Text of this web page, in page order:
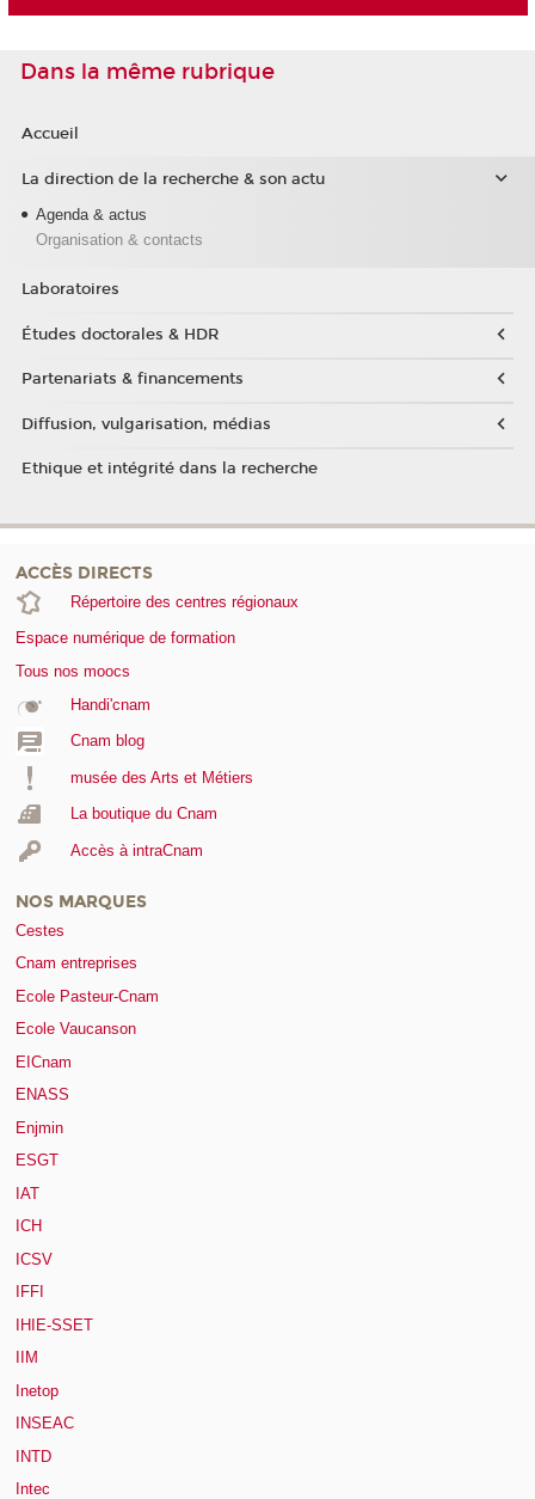
Dans la même rubrique
Accueil
La direction de la recherche & son actu
Agenda & actus
Organisation & contacts
Laboratoires
Études doctorales & HDR
Partenariats & financements
Diffusion, vulgarisation, médias
Ethique et intégrité dans la recherche
ACCÈS DIRECTS
Répertoire des centres régionaux
Espace numérique de formation
Tous nos moocs
Handi'cnam
Cnam blog
musée des Arts et Métiers
La boutique du Cnam
Accès à intraCnam
NOS MARQUES
Cestes
Cnam entreprises
Ecole Pasteur-Cnam
Ecole Vaucanson
EICnam
ENASS
Enjmin
ESGT
IAT
ICH
ICSV
IFFI
IHIE-SSET
IIM
Inetop
INSEAC
INTD
Intec